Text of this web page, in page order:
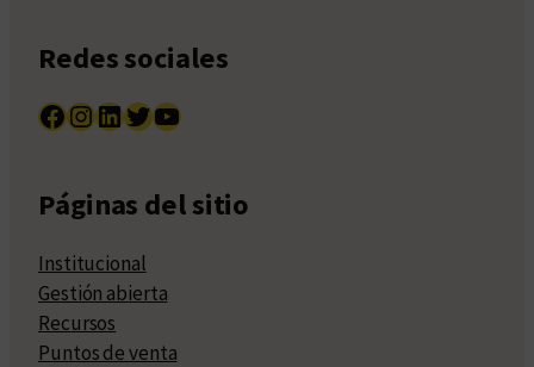
Redes sociales
Facebook InstagramLinkedIn Twitter YouTube
Páginas del sitio
Institucional
Gestión abierta
Recursos
Puntos de venta